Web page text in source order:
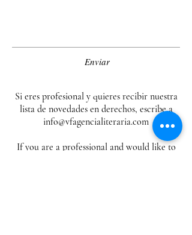
Enviar
Si eres profesional y quieres recibir nuestra
lista de novedades en derechos, escribe a
info@vfagencialiteraria.com
If you are a professional and would like to